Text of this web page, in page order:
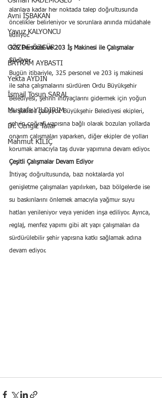
Avni İŞBAKAN
Yavuz KALYONCU
GÖZDE ÖZGÜR
BAYRAM AYBASTI
Yekta AYDIN
İsmail Tosun SARAL
Mustafa YILDIRIM
Dr. Cengiz Tatar
Mahmut KILIÇ
alanlara kadar her noktada talep doğrultusunda
öncelikler belirleniyor ve sorunlara anında müdahale
ediliyor.
325 Personel ve 203 İş Makinesi ile Çalışmalar
Sürüyor
Bugün itibariyle, 325 personel ve 203 iş makinesi
ile saha çalışmalarını sürdüren Ordu Büyükşehir
Belediyesi, şehrin ihtiyaçlarını gidermek için yoğun
bir şekilde çalışıyor. Büyükşehir Belediyesi ekipleri,
şehrin coğrafi yapısına bağlı olarak bozulan yollarda
onarım çalışmaları yaparken, diğer ekipler de yolları
korumak amacıyla taş duvar yapımına devam ediyor.
Çeşitli Çalışmalar Devam Ediyor
İhtiyaç doğrultusunda, bazı noktalarda yol
genişletme çalışmaları yapılırken, bazı bölgelerde ise
su baskınlarını önlemek amacıyla yağmur suyu
hatları yenileniyor veya yeniden inşa ediliyor. Ayrıca,
reglaj, menfez yapımı gibi alt yapı çalışmaları da
sürdürülebilir şehir yapısına katkı sağlamak adına
devam ediyor.